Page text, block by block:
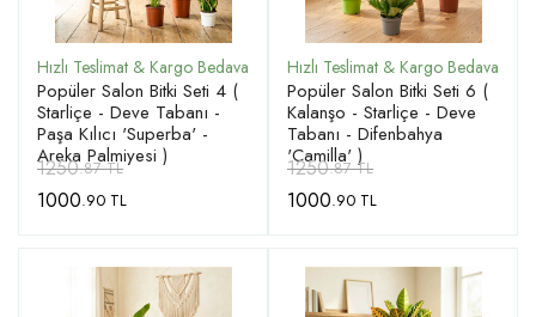
Popüler Salon Bitki Seti 4 (
Starliçe - Deve Tabanı -
Paşa Kılıcı 'Superba' -
Areka Palmiyesi )
1250.87 TL
1000.90 TL
Popüler Salon Bitki Seti 6 (
Kalanşo - Starliçe - Deve
Tabanı - Difenbahya
'Camilla' )
1250.87 TL
1000.90 TL